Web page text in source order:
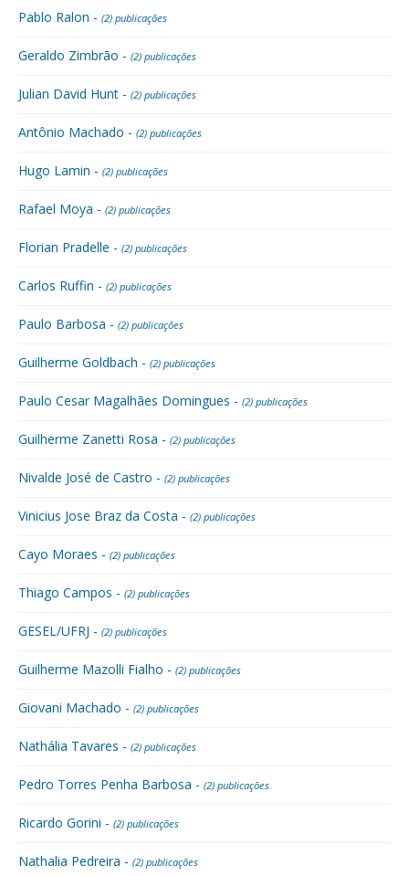
Pablo Ralon - (2) publicações
Geraldo Zimbrão - (2) publicações
Julian David Hunt - (2) publicações
Antônio Machado - (2) publicações
Hugo Lamin - (2) publicações
Rafael Moya - (2) publicações
Florian Pradelle - (2) publicações
Carlos Ruffin - (2) publicações
Paulo Barbosa - (2) publicações
Guilherme Goldbach - (2) publicações
Paulo Cesar Magalhães Domingues - (2) publicações
Guilherme Zanetti Rosa - (2) publicações
Nivalde José de Castro - (2) publicações
Vinicius Jose Braz da Costa - (2) publicações
Cayo Moraes - (2) publicações
Thiago Campos - (2) publicações
GESEL/UFRJ - (2) publicações
Guilherme Mazolli Fialho - (2) publicações
Giovani Machado - (2) publicações
Nathália Tavares - (2) publicações
Pedro Torres Penha Barbosa - (2) publicações
Ricardo Gorini - (2) publicações
Nathalia Pedreira - (2) publicações